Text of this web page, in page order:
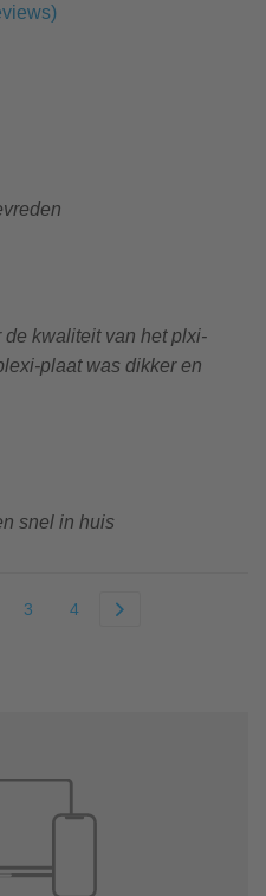
)
de kwaliteit van het plxi-
plaat was dikker en
snel in huis
3 4